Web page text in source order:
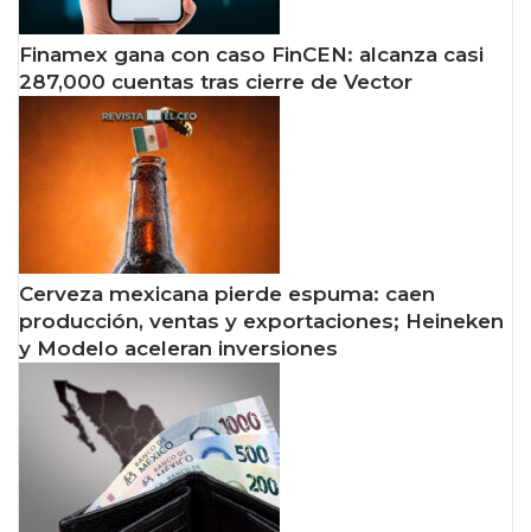
Finamex gana con caso FinCEN: alcanza casi
287,000 cuentas tras cierre de Vector
Cerveza mexicana pierde espuma: caen
producción, ventas y exportaciones; Heineken
y Modelo aceleran inversiones